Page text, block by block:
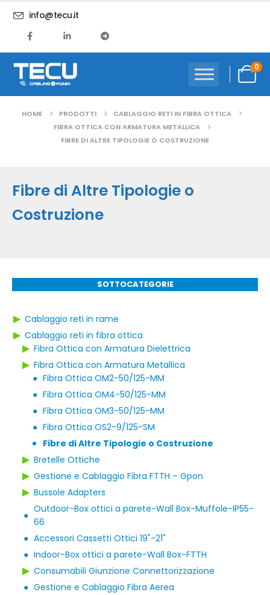
info@tecu.it
0
HOME PRODOTTI
CABLAGGIO RETI IN FIBRA OTTICA
FIBRA OTTICA CON ARMATURA METALLICA
FIBRE DI ALTRE TIPOLOGIE O COSTRUZIONE
Fibre di Altre Tipologie o
Costruzione
SOTTOCATEGORIE
▶ Cablaggio reti in rame
▶ Cablaggio reti in fibra ottica
▶ Fibra Ottica con Armatura Dielettrica
▶ Fibra Ottica con Armatura Metallica
● Fibra Ottica OM2-50/125-MM
● Fibra Ottica OM4-50/125-MM
● Fibra Ottica OM3-50/125-MM
● Fibra Ottica OS2-9/125-SM
● Fibre di Altre Tipologie o Costruzione
▶ Bretelle Ottiche
▶ Gestione e Cablaggio Fibra FTTH – Gpon
▶ Bussole Adapters
●
Outdoor-Box ottici a parete-Wall Box-Muffole-IP55-
66
● Accessori Cassetti Ottici 19"-21"
● Indoor-Box ottici a parete-Wall Box-FTTH
▶ Consumabili Giunzione Connettorizzazione
● Gestione e Cablaggio Fibra Aerea